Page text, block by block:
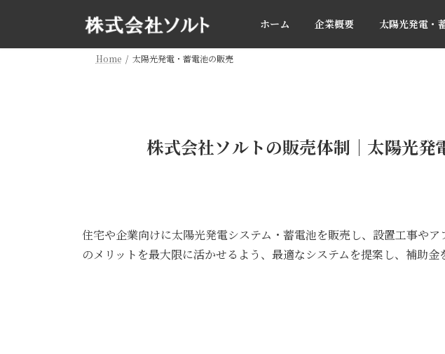
ホーム 企業概要 太陽光発電・
Home 太陽光発電・蓄電池の販売
株式会社ソルトの販売体制｜太陽光
住宅や企業向けに太陽光発電システム・蓄電池を販売し、設置工事や
のメリットを最大限に活かせるよう、最適なシステムを提案し、補助金